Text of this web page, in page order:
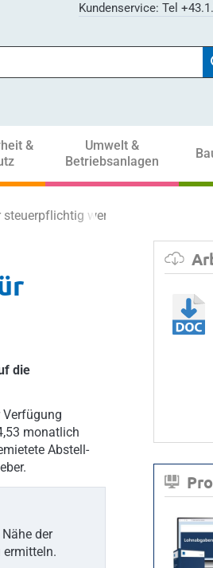
Kundenservice: Tel
&
Umwelt &
Betriebsanlagen
werden
die
monatlich
Abstell-
der
ermitteln.